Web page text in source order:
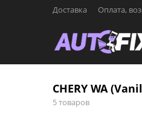
Доставка Оплата,
CHERY WA
5 товаров